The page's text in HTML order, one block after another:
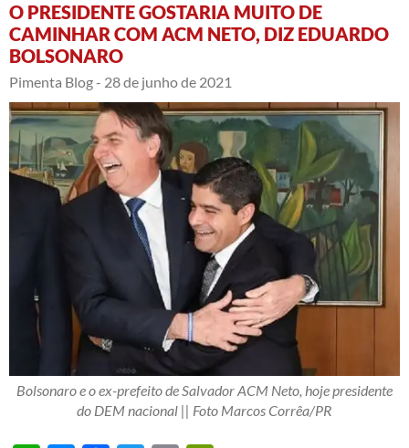
O PRESIDENTE GOSTARIA MUITO DE
CAMINHAR COM ACM NETO, DIZ EDUARDO
BOLSONARO
Pimenta Blog - 28 de junho de 2021
Bolsonaro e o ex-prefeito de Salvador ACM Neto, hoje presidente
do DEM nacional || Foto Marcos Corrêa/PR